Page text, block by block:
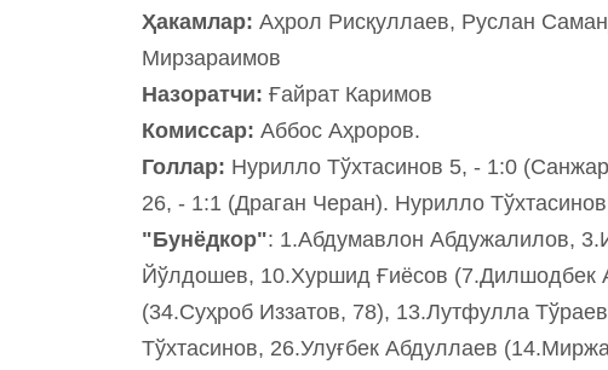
Ҳакамлар: Аҳрол Рисқуллаев, Руслан
Мирзараимов
Назоратчи: Ғайрат Каримов
Комиссар: Аббос Аҳроров.
Голлар: Нурилло Тўхтасинов 5, - 1:0
26, - 1:1 (Драган Черан). Нурилло
"Бунёдкор": 1.Абдумавлон Абдужалилов,
Йўлдошев, 10.Хуршид Ғиёсов (7.Дилшодбек
(34.Суҳроб Иззатов, 78), 13.Лутфулла
Тўхтасинов, 26.Улуғбек Абдуллаев